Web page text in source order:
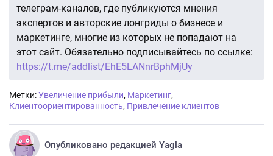
телеграм-каналов, где публикуются мнения
экспертов и авторские лонгриды о бизнесе и
маркетинге, многие из которых не попадают на
этот сайт. Обязательно подписывайтесь по ссылке:
https://t.me/addlist/EhE5LANnrBphMjUy
Метки:Увеличение прибыли, Маркетинг,
Клиентоориентированность, Привлечение клиентов
Опубликовано редакцией Yagla